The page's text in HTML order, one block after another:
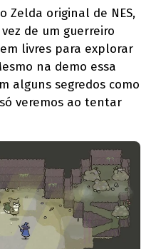
Zelda original de NES,
de um guerreiro
livres para explorar
na demo essa
alguns segredos como
veremos ao tentar